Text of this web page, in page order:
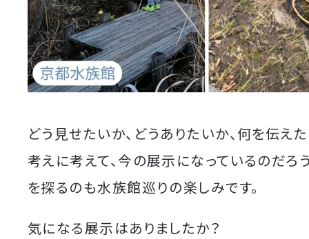
どう見せたいか、どうありたいか、何を伝え
考えに考えて、今の展示になっているのだろ
を探るのも水族館巡りの楽しみです。
気になる展示はありましたか？